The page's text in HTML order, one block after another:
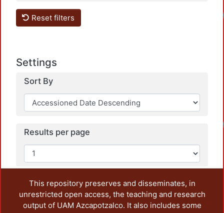
Reset filters
Settings
Sort By
Results per page
This repository preserves and disseminates, in
unrestricted open access, the teaching and research
output of UAM Azcapotzalco. It also includes some